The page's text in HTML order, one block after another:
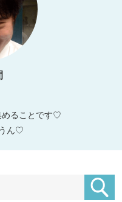
めることです♡
ん♡